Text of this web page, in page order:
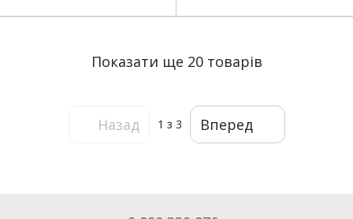
Показати ще 20 товарів
Назад 1 з 3 Вперед